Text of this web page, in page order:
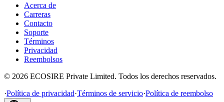
Acerca de
Carreras
Contacto
Soporte
Términos
Privacidad
Reembolsos
© 2026 ECOSIRE Private Limited. Todos los derechos reservados.
·Política de privacidad·Términos de servicio·Política de reembolso